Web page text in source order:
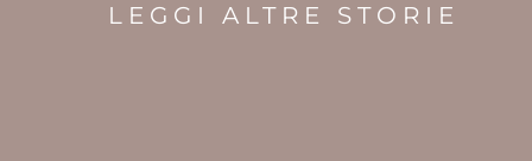
LEGGI ALTRE STORIE